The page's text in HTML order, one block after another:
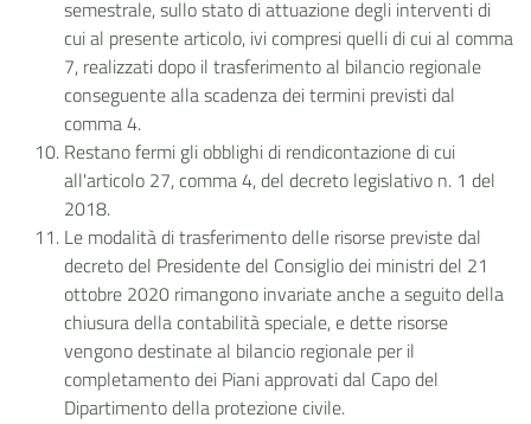
semestrale, sullo stato di attuazione degli interventi di
cui al presente articolo, ivi compresi quelli di cui al comma
7, realizzati dopo il trasferimento al bilancio regionale
conseguente alla scadenza dei termini previsti dal
comma 4.
Restano fermi gli obblighi di rendicontazione di cui
all'articolo 27, comma 4, del decreto legislativo n. 1 del
2018.
Le modalità di trasferimento delle risorse previste dal
decreto del Presidente del Consiglio dei ministri del 21
ottobre 2020 rimangono invariate anche a seguito della
chiusura della contabilità speciale, e dette risorse
vengono destinate al bilancio regionale per il
completamento dei Piani approvati dal Capo del
Dipartimento della protezione civile.